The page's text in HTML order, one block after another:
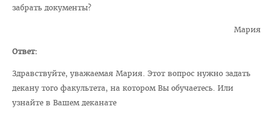
Для иностранных граждан
Сроки вступительной кампании 2026
План приема в ВГМУ 2026
Количество поданных заявлений и конкурс 2026
забрать документы?
Мария
Ответ:
Здравствуйте, уважаемая Мария. Этот вопрос нужно задать
декану того факультета, на котором Вы обучаетесь. Или
узнайте в Вашем деканате